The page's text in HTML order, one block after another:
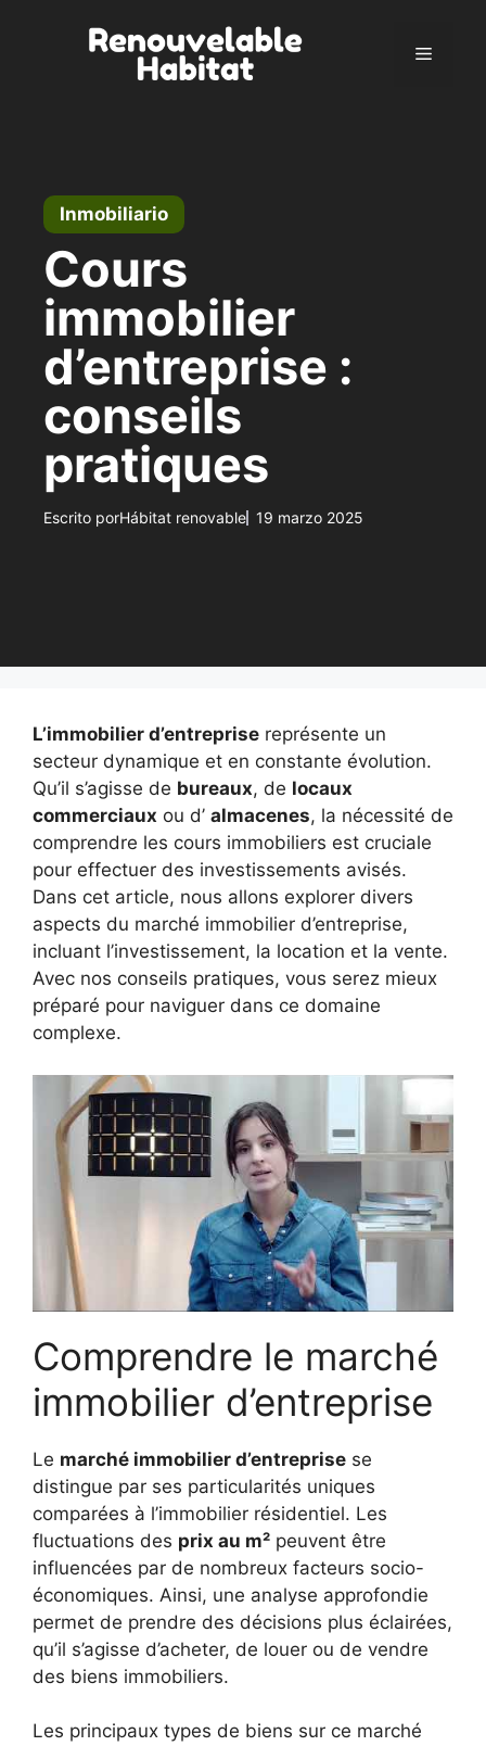
Menú
Inmobiliario
Cours
immobilier
d’entreprise :
conseils
pratiques
Escrito porHábitat renovable 19 marzo 2025
L’immobilier d’entreprise représente un
secteur dynamique et en constante évolution.
Qu’il s’agisse de bureaux, de locaux
commerciaux ou d’ almacenes, la nécessité de
comprendre les cours immobiliers est cruciale
pour effectuer des investissements avisés.
Dans cet article, nous allons explorer divers
aspects du marché immobilier d’entreprise,
incluant l’investissement, la location et la vente.
Avec nos conseils pratiques, vous serez mieux
préparé pour naviguer dans ce domaine
complexe.
Comprendre le marché
immobilier d’entreprise
Le marché immobilier d’entreprise se
distingue par ses particularités uniques
comparées à l’immobilier résidentiel. Les
fluctuations des prix au m² peuvent être
influencées par de nombreux facteurs socio-
économiques. Ainsi, une analyse approfondie
permet de prendre des décisions plus éclairées,
qu’il s’agisse d’acheter, de louer ou de vendre
des biens immobiliers.
Les principaux types de biens sur ce marché